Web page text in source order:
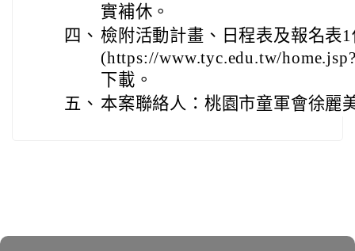
實補休。
四、 檢附活動計畫、日程表及報名表
(https://www.tyc.edu.tw/
下載。
五、 本案聯絡人：桃園市童軍會徐麗